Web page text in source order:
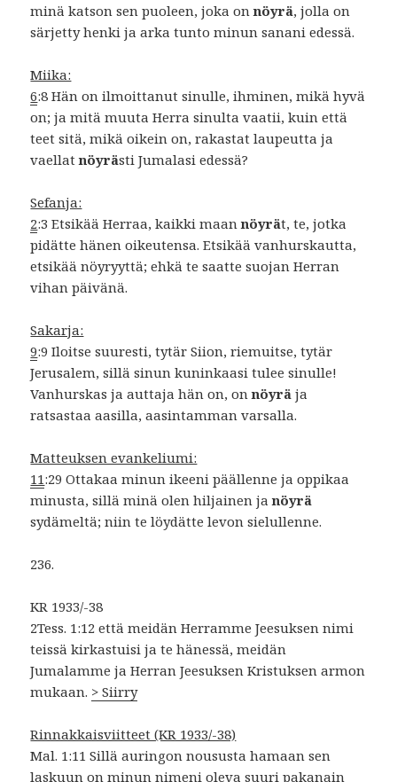
minä katson sen puoleen, joka onnöyrä, jolla on
särjetty henki ja arka tunto minun sanani edessä.
Miika:
6:8 Hän on ilmoittanut sinulle, ihminen, mikä hyvä
on; ja mitä muuta Herra sinulta vaatii, kuin että
teet sitä, mikä oikein on, rakastat laupeutta ja
vaellatnöyrästi Jumalasi edessä?
Sefanja:
2:3 Etsikää Herraa, kaikki maannöyrät, te, jotka
pidätte hänen oikeutensa. Etsikää vanhurskautta,
etsikää nöyryyttä; ehkä te saatte suojan Herran
vihan päivänä.
Sakarja:
9:9 Iloitse suuresti, tytär Siion, riemuitse, tytär
Jerusalem, sillä sinun kuninkaasi tulee sinulle!
Vanhurskas ja auttaja hän on, onnöyrä ja
ratsastaa aasilla, aasintamman varsalla.
Matteuksen evankeliumi:
11:29 Ottakaa minun ikeeni päällenne ja oppikaa
minusta, sillä minä olen hiljainen janöyrä
sydämeltä; niin te löydätte levon sielullenne.
236.
KR 1933/-38
2Tess. 1:12 että meidän Herramme Jeesuksen nimi
teissä kirkastuisi ja te hänessä, meidän
Jumalamme ja Herran Jeesuksen Kristuksen armon
mukaan. > Siirry
Rinnakkaisviitteet (KR 1933/-38)
Mal. 1:11 Sillä auringon noususta hamaan sen
laskuun on minun nimeni oleva suuri pakanain